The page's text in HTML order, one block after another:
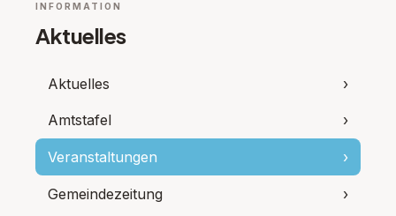
INFORMATION
Aktuelles
Aktuelles ›
Amtstafel ›
Veranstaltungen ›
Gemeindezeitung ›